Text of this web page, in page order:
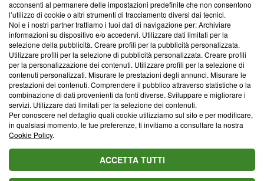
Team editoriale
Corporate
Redazione
Informativa Privacy
Cookie Policy
Blasting SA, IDI CHE-247.845.224, Via Carlo Frasca, 3 - 6900
Lugano (Svizzera) Tel:+39 0690258937
© 2026 Blasting News
acconsenti al permanere delle impostazioni predefinite che non consentono
l’utilizzo di cookie o altri strumenti di tracciamento diversi dai tecnici.
Noi e i nostri partner trattiamo i tuoi dati di navigazione per: Archiviare
informazioni su dispositivo e/o accedervi. Utilizzare dati limitati per la
selezione della pubblicità. Creare profili per la pubblicità personalizzata.
Utilizzare profili per la selezione di pubblicità personalizzata. Creare profili
per la personalizzazione dei contenuti. Utilizzare profili per la selezione di
contenuti personalizzati. Misurare le prestazioni degli annunci. Misurare le
prestazioni dei contenuti. Comprendere il pubblico attraverso statistiche o la
combinazione di dati provenienti da fonti diverse. Sviluppare e migliorare i
servizi. Utilizzare dati limitati per la selezione dei contenuti.
Per conoscere nel dettaglio quali cookie utilizziamo sul sito e per modificare,
in qualsiasi momento, le tue preferenze, ti invitiamo a consultare la nostra
Cookie Policy.
ACCETTA TUTTI